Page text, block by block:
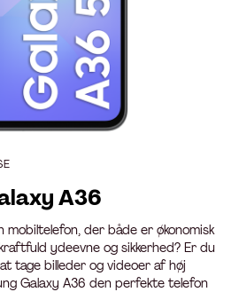
A36
der både er økonomisk
ydeevne og sikkerhed? Er du
tage billeder og videoer af høj
Galaxy A36 den perfekte telefon